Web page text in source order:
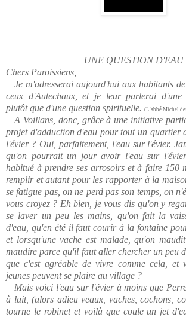
UNE QUESTION D'EAU
Chers Paroissiens,
Je m'adresserai aujourd'hui aux habitants
ceux d'Autechaux, et je leur parlerai d'une
plutôt que d'une question spirituelle. (L'abbé Michel
A Voillans, donc, grâce à une initiative
projet d'adduction d'eau pour tout un quartier
l'évier ? Oui, parfaitement, l'eau sur l'évier.
qu'on pourrait un jour avoir l'eau sur
habitué à prendre ses arrosoirs et à faire 150
remplir et autant pour les rapporter à la
se fatigue pas, on ne perd pas son temps, on
vous croyez ? Eh bien, je vous dis qu'on y
se laver un peu les mains, qu'on fait la
d'eau, qu'en été il faut courir à la fontaine
et lorsqu'une vache est malade, qu'on
maudire parce qu'il faut aller chercher un peu
que c'est agréable de vivre comme cela, et
jeunes peuvent se plaire au village ?
Mais voici l'eau sur l'évier à moins que
à lait, (alors adieu veaux, vaches, cochons,
tourne le robinet et voilà que coule un jet